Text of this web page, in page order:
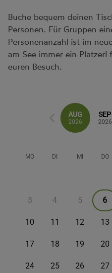
Buche bequem deinen
Personen. Für Gruppen
Personenanzahl ist im
am See immer ein
euren Besuch.